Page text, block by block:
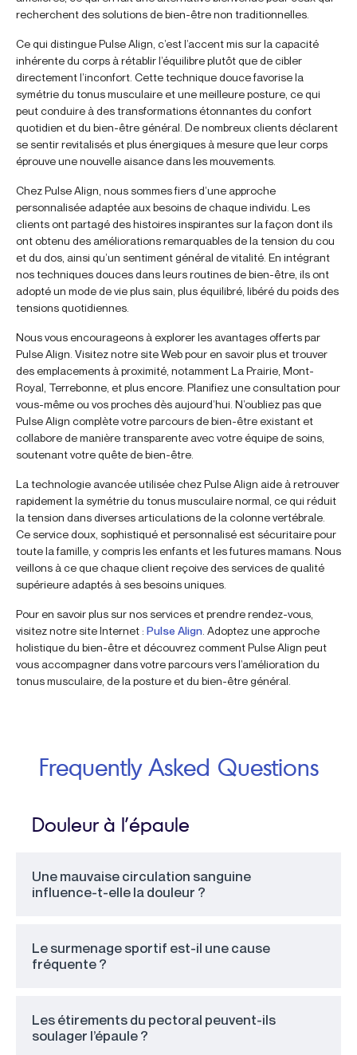
recherchent des solutions de bien-être non traditionnelles.
Ce qui distingue Pulse Align, c’est l’accent mis sur la capacité
inhérente du corps à rétablir l’équilibre plutôt que de cibler
directement l’inconfort. Cette technique douce favorise la
symétrie du tonus musculaire et une meilleure posture, ce qui
peut conduire à des transformations étonnantes du confort
quotidien et du bien-être général. De nombreux clients déclarent
se sentir revitalisés et plus énergiques à mesure que leur corps
éprouve une nouvelle aisance dans les mouvements.
Chez Pulse Align, nous sommes fiers d’une approche
personnalisée adaptée aux besoins de chaque individu. Les
clients ont partagé des histoires inspirantes sur la façon dont ils
ont obtenu des améliorations remarquables de la tension du cou
et du dos, ainsi qu’un sentiment général de vitalité. En intégrant
nos techniques douces dans leurs routines de bien-être, ils ont
adopté un mode de vie plus sain, plus équilibré, libéré du poids des
tensions quotidiennes.
Nous vous encourageons à explorer les avantages offerts par
Pulse Align. Visitez notre site Web pour en savoir plus et trouver
des emplacements à proximité, notamment La Prairie, Mont-
Royal, Terrebonne, et plus encore. Planifiez une consultation pour
vous-même ou vos proches dès aujourd’hui. N’oubliez pas que
Pulse Align complète votre parcours de bien-être existant et
collabore de manière transparente avec votre équipe de soins,
soutenant votre quête de bien-être.
La technologie avancée utilisée chez Pulse Align aide à retrouver
rapidement la symétrie du tonus musculaire normal, ce qui réduit
la tension dans diverses articulations de la colonne vertébrale.
Ce service doux, sophistiqué et personnalisé est sécuritaire pour
toute la famille, y compris les enfants et les futures mamans. Nous
veillons à ce que chaque client reçoive des services de qualité
supérieure adaptés à ses besoins uniques.
Pour en savoir plus sur nos services et prendre rendez-vous,
visitez notre site Internet : Pulse Align. Adoptez une approche
holistique du bien-être et découvrez comment Pulse Align peut
vous accompagner dans votre parcours vers l’amélioration du
tonus musculaire, de la posture et du bien-être général.
Frequently Asked Questions
Douleur à l’épaule
Une mauvaise circulation sanguine
influence-t-elle la douleur ?
Le surmenage sportif est-il une cause
fréquente ?
Les étirements du pectoral peuvent-ils
soulager l’épaule ?